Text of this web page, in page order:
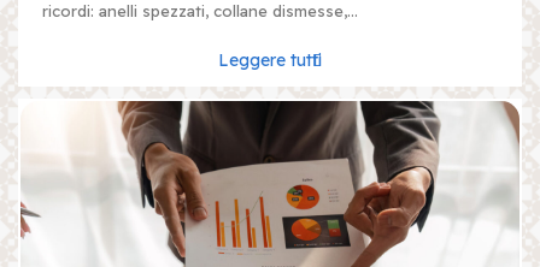
ricordi: anelli spezzati, collane dismesse,...
Leggere tutti